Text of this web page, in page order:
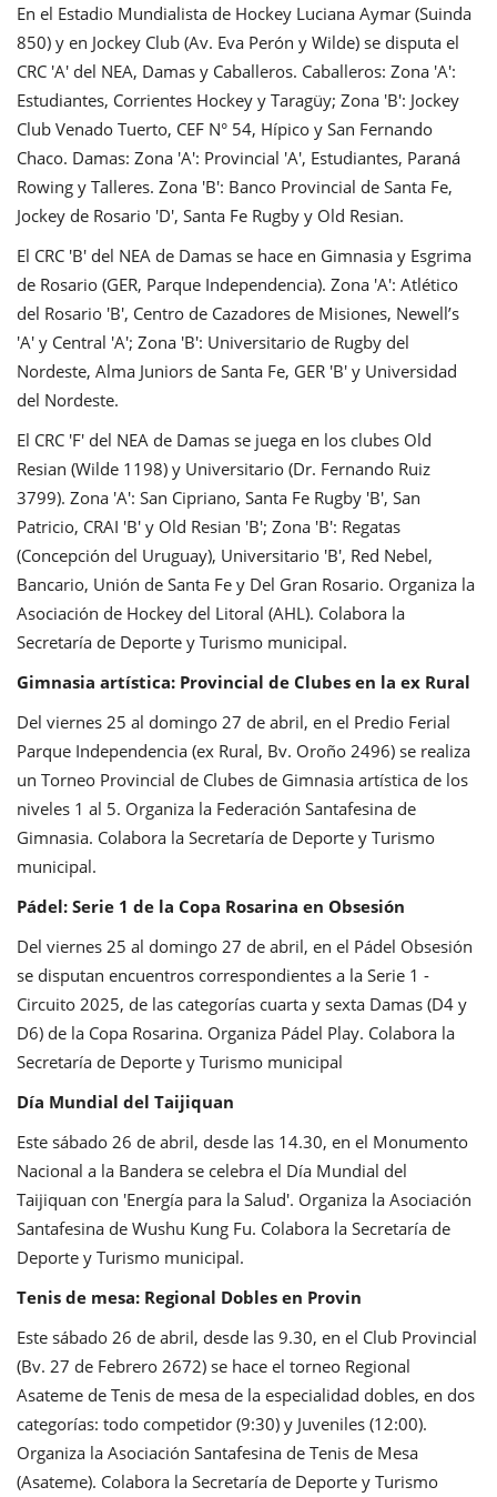
En el Estadio Mundialista de Hockey Luciana Aymar (Suinda
850) y en Jockey Club (Av. Eva Perón y Wilde) se disputa el
CRC 'A' del NEA, Damas y Caballeros. Caballeros: Zona 'A':
Estudiantes, Corrientes Hockey y Taragüy; Zona 'B': Jockey
Club Venado Tuerto, CEF N° 54, Hípico y San Fernando
Chaco. Damas: Zona 'A': Provincial 'A', Estudiantes, Paraná
Rowing y Talleres. Zona 'B': Banco Provincial de Santa Fe,
Jockey de Rosario 'D', Santa Fe Rugby y Old Resian.
El CRC 'B' del NEA de Damas se hace en Gimnasia y Esgrima
de Rosario (GER, Parque Independencia). Zona 'A': Atlético
del Rosario 'B', Centro de Cazadores de Misiones, Newell’s
'A' y Central 'A'; Zona 'B': Universitario de Rugby del
Nordeste, Alma Juniors de Santa Fe, GER 'B' y Universidad
del Nordeste.
El CRC 'F' del NEA de Damas se juega en los clubes Old
Resian (Wilde 1198) y Universitario (Dr. Fernando Ruiz
3799). Zona 'A': San Cipriano, Santa Fe Rugby 'B', San
Patricio, CRAI 'B' y Old Resian 'B'; Zona 'B': Regatas
(Concepción del Uruguay), Universitario 'B', Red Nebel,
Bancario, Unión de Santa Fe y Del Gran Rosario. Organiza la
Asociación de Hockey del Litoral (AHL). Colabora la
Secretaría de Deporte y Turismo municipal.
Gimnasia artística: Provincial de Clubes en la ex Rural
Del viernes 25 al domingo 27 de abril, en el Predio Ferial
Parque Independencia (ex Rural, Bv. Oroño 2496) se realiza
un Torneo Provincial de Clubes de Gimnasia artística de los
niveles 1 al 5. Organiza la Federación Santafesina de
Gimnasia. Colabora la Secretaría de Deporte y Turismo
municipal.
Pádel: Serie 1 de la Copa Rosarina en Obsesión
Del viernes 25 al domingo 27 de abril, en el Pádel Obsesión
se disputan encuentros correspondientes a la Serie 1 -
Circuito 2025, de las categorías cuarta y sexta Damas (D4 y
D6) de la Copa Rosarina. Organiza Pádel Play. Colabora la
Secretaría de Deporte y Turismo municipal
Día Mundial del Taijiquan
Este sábado 26 de abril, desde las 14.30, en el Monumento
Nacional a la Bandera se celebra el Día Mundial del
Taijiquan con 'Energía para la Salud'. Organiza la Asociación
Santafesina de Wushu Kung Fu. Colabora la Secretaría de
Deporte y Turismo municipal.
Tenis de mesa: Regional Dobles en Provin
Este sábado 26 de abril, desde las 9.30, en el Club Provincial
(Bv. 27 de Febrero 2672) se hace el torneo Regional
Asateme de Tenis de mesa de la especialidad dobles, en dos
categorías: todo competidor (9:30) y Juveniles (12:00).
Organiza la Asociación Santafesina de Tenis de Mesa
(Asateme). Colabora la Secretaría de Deporte y Turismo